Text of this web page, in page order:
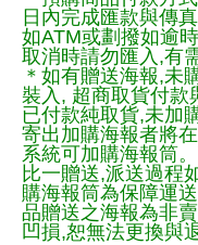
日內完成匯款與傳
如ATM或劃撥如逾
取消時請勿匯入,有
＊如有贈送海報,未
裝入, 超商取貨付款
已付款純取貨,未加
寄出加購海報者將
系統可加購海報筒
比一贈送,派送過程
購海報筒為保障運
品贈送之海報為非
凹損,恕無法更換與